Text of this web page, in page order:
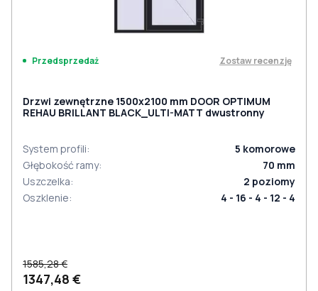
Przedsprzedaż Zostaw recenzję
Drzwi zewnętrzne 1500x2100 mm DOOR OPTIMUM
REHAU BRILLANT BLACK_ULTI-MATT dwustronny
System profili: 5 komorowe
Głębokość ramy: 70 mm
Uszczelka: 2 poziomy
Oszklenie: 4 - 16 - 4 - 12 - 4
1585,28 €
1347,48 €